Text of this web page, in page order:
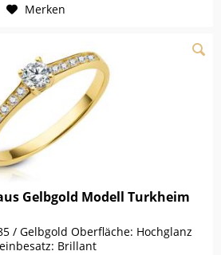
Merken
Gelbgold Modell Turkheim
/ Gelbgold Oberfläche: Hochglanz
Brillant